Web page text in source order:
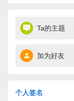
Ta的主题
加为好友
个人签名